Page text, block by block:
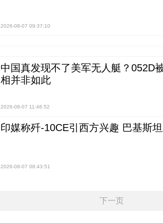
2026-08-07 09:37:10
中国真发现不了美军无人艇？052D
相并非如此
2026-08-07 11:46:52
印媒称歼-10CE引西方兴趣 巴基斯
2026-08-07 08:43:51
下一页